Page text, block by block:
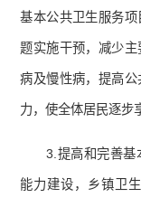
基本公共卫生服务
题实施干预，减少
病及慢性病，提高
力，使全体居民逐步
3.提高和完善基
能力建设，乡镇卫